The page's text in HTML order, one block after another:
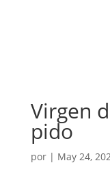
Virgen
pido
por | May 24,